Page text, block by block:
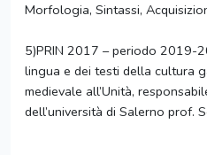
Morfologia, Sintassi,
5)PRIN 2017 – periodo 2019-
lingua e dei testi della cultura
medievale all’Unità,
dell’università di Salerno prof.